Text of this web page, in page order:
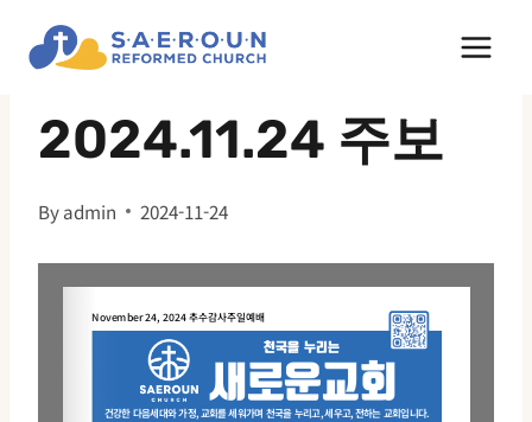
2024.11.24 주보
Byadmin 2024-11-24